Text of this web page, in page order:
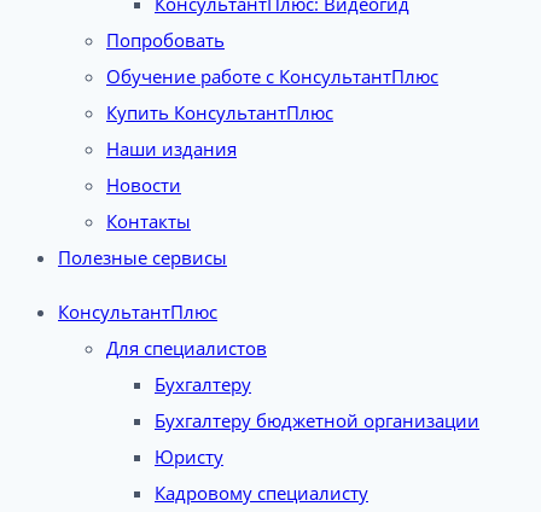
Попробовать
Обучение работе с КонсультантПлюс
Купить КонсультантПлюс
Наши издания
Новости
Контакты
Полезные сервисы
КонсультантПлюс
Для специалистов
Бухгалтеру
Бухгалтеру бюджетной организации
Юристу
Кадровому специалисту